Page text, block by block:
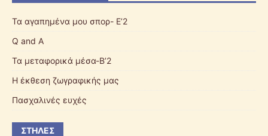
Τα αγαπημένα μου σπορ- Ε’2
Q and A
Τα μεταφορικά μέσα-Β’2
Η έκθεση ζωγραφικής μας
Πασχαλινές ευχές
ΣΤΉΛΕΣ